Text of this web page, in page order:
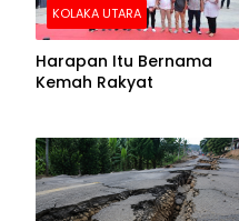
KOLAKA UTARA
Harapan Itu Bernama
Kemah Rakyat